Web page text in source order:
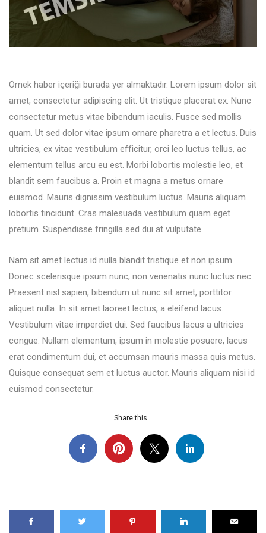
Örnek haber içeriği burada yer almaktadır. Lorem ipsum dolor sit
amet, consectetur adipiscing elit. Ut tristique placerat ex. Nunc
consectetur metus vitae bibendum iaculis. Fusce sed mollis
quam. Ut sed dolor vitae ipsum ornare pharetra a et lectus. Duis
ultricies, ex vitae vestibulum efficitur, orci leo luctus tellus, ac
elementum tellus arcu eu est. Morbi lobortis molestie leo, et
blandit sem faucibus a. Proin et magna a metus ornare
euismod. Mauris dignissim vestibulum luctus. Mauris aliquam
lobortis tincidunt. Cras malesuada vestibulum quam eget
pretium. Suspendisse fringilla sed dui at vulputate.
Nam sit amet lectus id nulla blandit tristique et non ipsum.
Donec scelerisque ipsum nunc, non venenatis nunc luctus nec.
Praesent nisl sapien, bibendum ut nunc sit amet, porttitor
aliquet nulla. In sit amet laoreet lectus, a eleifend lacus.
Vestibulum vitae imperdiet dui. Sed faucibus lacus a ultricies
congue. Nullam elementum, ipsum in molestie posuere, lacus
erat condimentum dui, et accumsan mauris massa quis metus.
Quisque consequat sem et luctus auctor. Mauris aliquam nisi id
euismod consectetur.
Share this...